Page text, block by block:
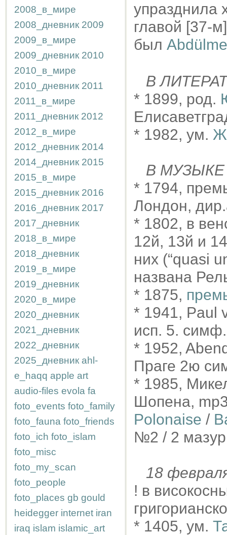
2008_в_мире
2008_дневник 2009
2009_в_мире
2009_дневник 2010
2010_в_мире
2010_дневник 2011
2011_в_мире
2011_дневник 2012
2012_в_мире
2012_дневник 2014
2014_дневник 2015
2015_в_мире
2015_дневник 2016
2016_дневник 2017
2017_дневник
2018_в_мире
2018_дневник
2019_в_мире
2019_дневник
2020_в_мире
2020_дневник
2021_дневник
2022_дневник
2025_дневник ahl-
e_haqq apple art
audio-files evola fa
foto_events foto_family
foto_fauna foto_friends
foto_ich foto_islam
foto_misc
foto_my_scan
foto_people
foto_places gb gould
heidegger internet iran
iraq islam islamic_art
упразднила
главой [37-
был
В
* 1899, род.
* 1982, ум.
В МУЗЫКЕ
* 1794,
Лондон,
* 1802, в
12й, 13й и
них (“quasi
названа
* 1875,
* 1941, Paul
исп. 5.
* 1952,
Праге 2ю
* 1985,
Шопена,
Polonaise /
№2 / 2
18
! в
* 1405, ум.